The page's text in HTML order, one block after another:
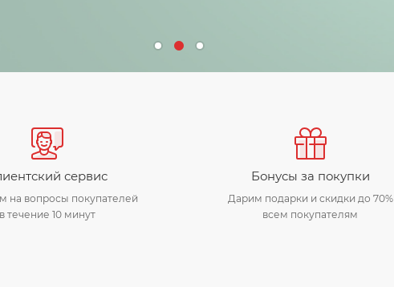
сервис
на вопросы покупателей
в течение 10 минут
Бонусы за покупки
Дарим подарки и скидки до 70%
всем покупателям